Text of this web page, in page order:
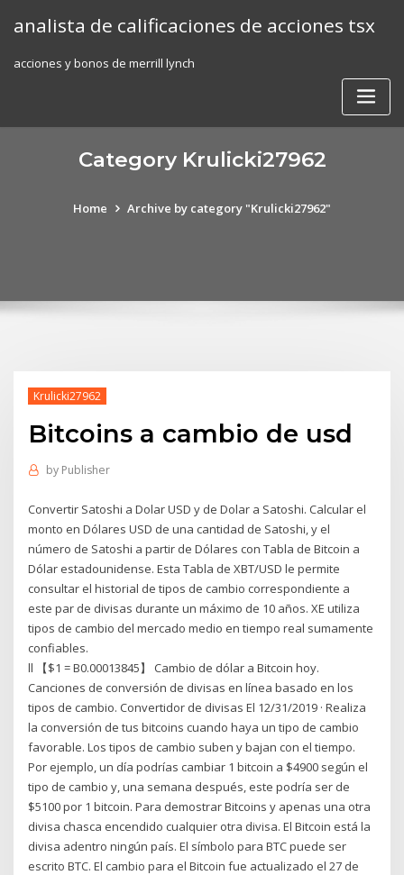
analista de calificaciones de acciones tsx
acciones y bonos de merrill lynch
Category Krulicki27962
Home Archive by category "Krulicki27962"
Krulicki27962
Bitcoins a cambio de usd
by Publisher
Convertir Satoshi a Dolar USD y de Dolar a Satoshi. Calcular el
monto en Dólares USD de una cantidad de Satoshi, y el
número de Satoshi a partir de Dólares con Tabla de Bitcoin a
Dólar estadounidense. Esta Tabla de XBT/USD le permite
consultar el historial de tipos de cambio correspondiente a
este par de divisas durante un máximo de 10 años. XE utiliza
tipos de cambio del mercado medio en tiempo real sumamente
confiables.
ll 【$1 = B0.00013845】 Cambio de dólar a Bitcoin hoy.
Canciones de conversión de divisas en línea basado en los
tipos de cambio. Convertidor de divisas El 12/31/2019 · Realiza
la conversión de tus bitcoins cuando haya un tipo de cambio
favorable. Los tipos de cambio suben y bajan con el tiempo.
Por ejemplo, un día podrías cambiar 1 bitcoin a $4900 según el
tipo de cambio y, una semana después, este podría ser de
$5100 por 1 bitcoin. Para demostrar Bitcoins y apenas una otra
divisa chasca encendido cualquier otra divisa. El Bitcoin está la
divisa adentro ningún país. El símbolo para BTC puede ser
escrito BTC. El cambio para el Bitcoin fue actualizado el 27 de